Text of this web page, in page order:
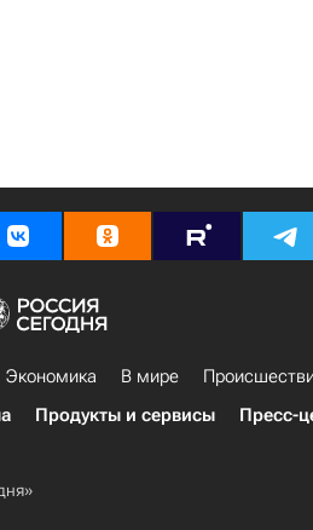
Экономика В мире
Продукты и сервисы Пресс-